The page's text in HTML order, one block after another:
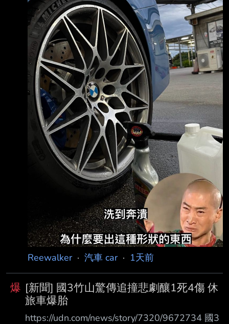
車主身分曝光 限量BMW M4全台僅2輛 撞壞科
技執法設備的這輛限量跑車，車主才23歲，是屏
東人，到高雄跟
Reewalker· 汽車 car· 1天前
爆 [新聞] 國3竹山驚傳追撞悲劇釀1死4傷 休
旅車爆胎
https://udn.com/news/story/7320/9672734 國3